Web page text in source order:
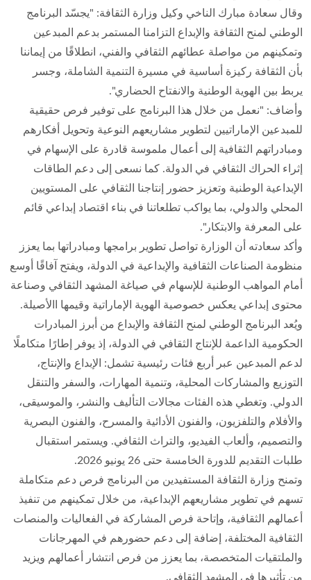
وقال سعادة مبارك الناخي وكيل وزارة الثقافة: "يجسّد البرنامج
الوطني لمنح الثقافة والإبداع التزامنا المستمر بدعم المبدعين
وتمكينهم من مواصلة عطائهم الثقافي والفني، انطلاقًا من إيماننا
بأن الثقافة ركيزة أساسية في مسيرة التنمية الشاملة، وجسر
يربط بين الهوية الوطنية والانفتاح الحضاري".
وأضاف: "نعمل من خلال هذا البرنامج على توفير فرص حقيقية
للمبدعين الإماراتيين لتطوير مشاريعهم النوعية وتحويل أفكارهم
ومبادراتهم الثقافية إلى أعمال ملموسة قادرة على الإسهام في
إثراء الحراك الثقافي في الدولة. كما نسعى إلى دعم الطاقات
الإبداعية الوطنية وتعزيز حضور إنتاجنا الثقافي على المستويين
المحلي والدولي، بما يواكب تطلعاتنا في بناء اقتصاد إبداعي قائم
على المعرفة والابتكار".
وأكد سعادته أن الوزارة تواصل تطوير برامجها ومبادراتها بما يعزز
منظومة الصناعات الثقافية والإبداعية في الدولة، ويفتح آفاقًا أوسع
أمام المواهب الوطنية للإسهام في صياغة المشهد الثقافي وصناعة
محتوى إبداعي يعكس خصوصية الهوية الإماراتية وقيمها االأصيلة.
ويُعد البرنامج الوطني لمنح الثقافة والإبداع من أبرز المبادرات
الحكومية الداعمة للإنتاج الثقافي في الدولة، إذ يوفر إطارًا متكاملًا
لدعم المبدعين عبر أربع فئات رئيسية تشمل: الإبداع والإنتاج،
التوزيع والمشاركات المحلية، وتنمية المهارات، والسفر والتنقل
الدولي. وتغطي هذه الفئات مجالات التأليف والنشر، والموسيقى،
والأفلام والتلفزيون، والفنون الأدائية والمسرح، والفنون البصرية
والتصميم، وألعاب الفيديو، والتراث الثقافي. ويستمر استقبال
طلبات التقديم للدورة الخامسة حتى 26 يونيو 2026.
وتمنح وزارة الثقافة المستفيدين من البرنامج فرص دعم متكاملة
تسهم في تطوير مشاريعهم الإبداعية، من خلال تمكينهم من تنفيذ
أعمالهم الثقافية، وإتاحة فرص المشاركة في الفعاليات والمنصات
الثقافية المختلفة، إضافة إلى دعم حضورهم في المهرجانات
والملتقيات المتخصصة، بما يعزز من فرص انتشار أعمالهم ويزيد
من تأثيرها في المشهد الثقافي.